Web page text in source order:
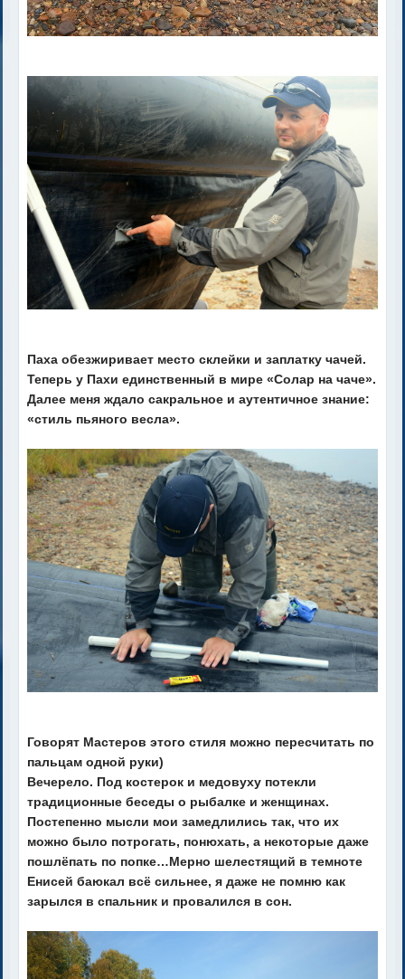
Паха обезжиривает место склейки и заплатку чачей.
Теперь у Пахи единственный в мире «Солар на чаче».
Далее меня ждало сакральное и аутентичное знание:
«стиль пьяного весла».
Говорят Мастеров этого стиля можно пересчитать по
пальцам одной руки)
Вечерело. Под костерок и медовуху потекли
традиционные беседы о рыбалке и женщинах.
Постепенно мысли мои замедлились так, что их
можно было потрогать, понюхать, а некоторые даже
пошлёпать по попке…Мерно шелестящий в темноте
Енисей баюкал всё сильнее, я даже не помню как
зарылся в спальник и провалился в сон.